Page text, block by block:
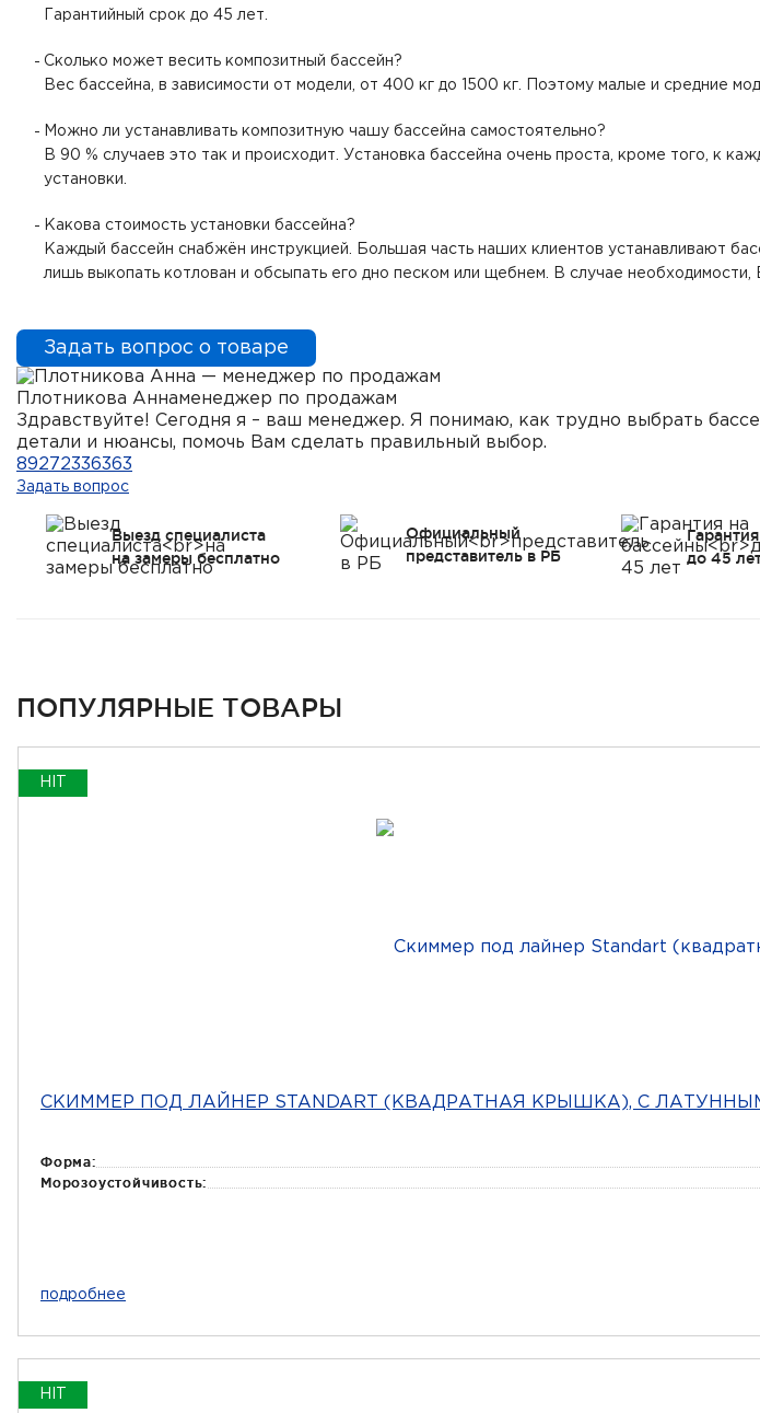
Гарантийный срок до 45 лет.
Сколько может весить композитный бассейн?
Вес бассейна, в зависимости от модели, от 400 кг до 1500 кг. Поэтому малые и средние
Можно ли устанавливать композитную чашу бассейна самостоятельно?
В 90 % случаев это так и происходит. Установка бассейна очень проста, кроме того, к
установки.
Какова стоимость установки бассейна?
Каждый бассейн снабжён инструкцией. Большая часть наших клиентов устанавливают
лишь выкопать котлован и обсыпать его дно песком или щебнем. В случае
Задать вопрос о товаре
Плотникова Аннаменеджер по продажам
Здравствуйте! Сегодня я – ваш менеджер. Я понимаю, как трудно выбрать
детали и нюансы, помочь Вам сделать правильный выбор.
89272336363
Задать вопрос
Выезд специалиста
на замеры бесплатно
Официальный
представитель в РБ
до 45
ПОПУЛЯРНЫЕ ТОВАРЫ
HIT
СКИММЕР ПОД ЛАЙНЕР STANDART (КВАДРАТНАЯ КРЫШКА), С
Форма:
Морозоустойчивость:
подробнее
HIT